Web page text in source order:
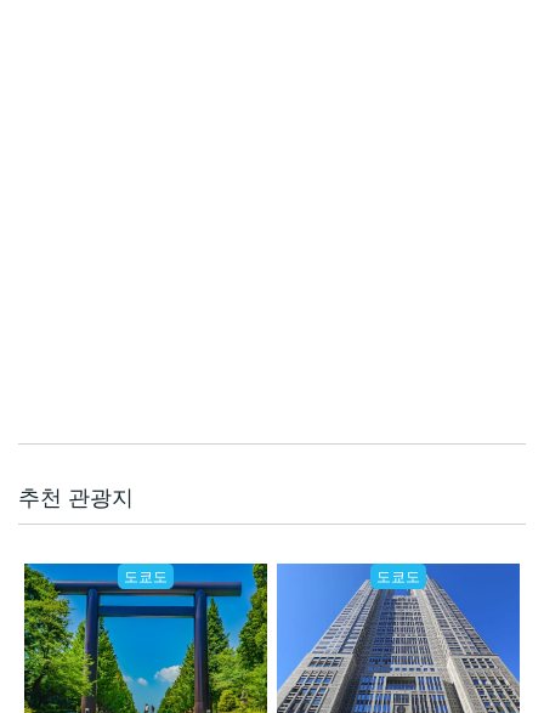
추천 관광지
도쿄도 도쿄도